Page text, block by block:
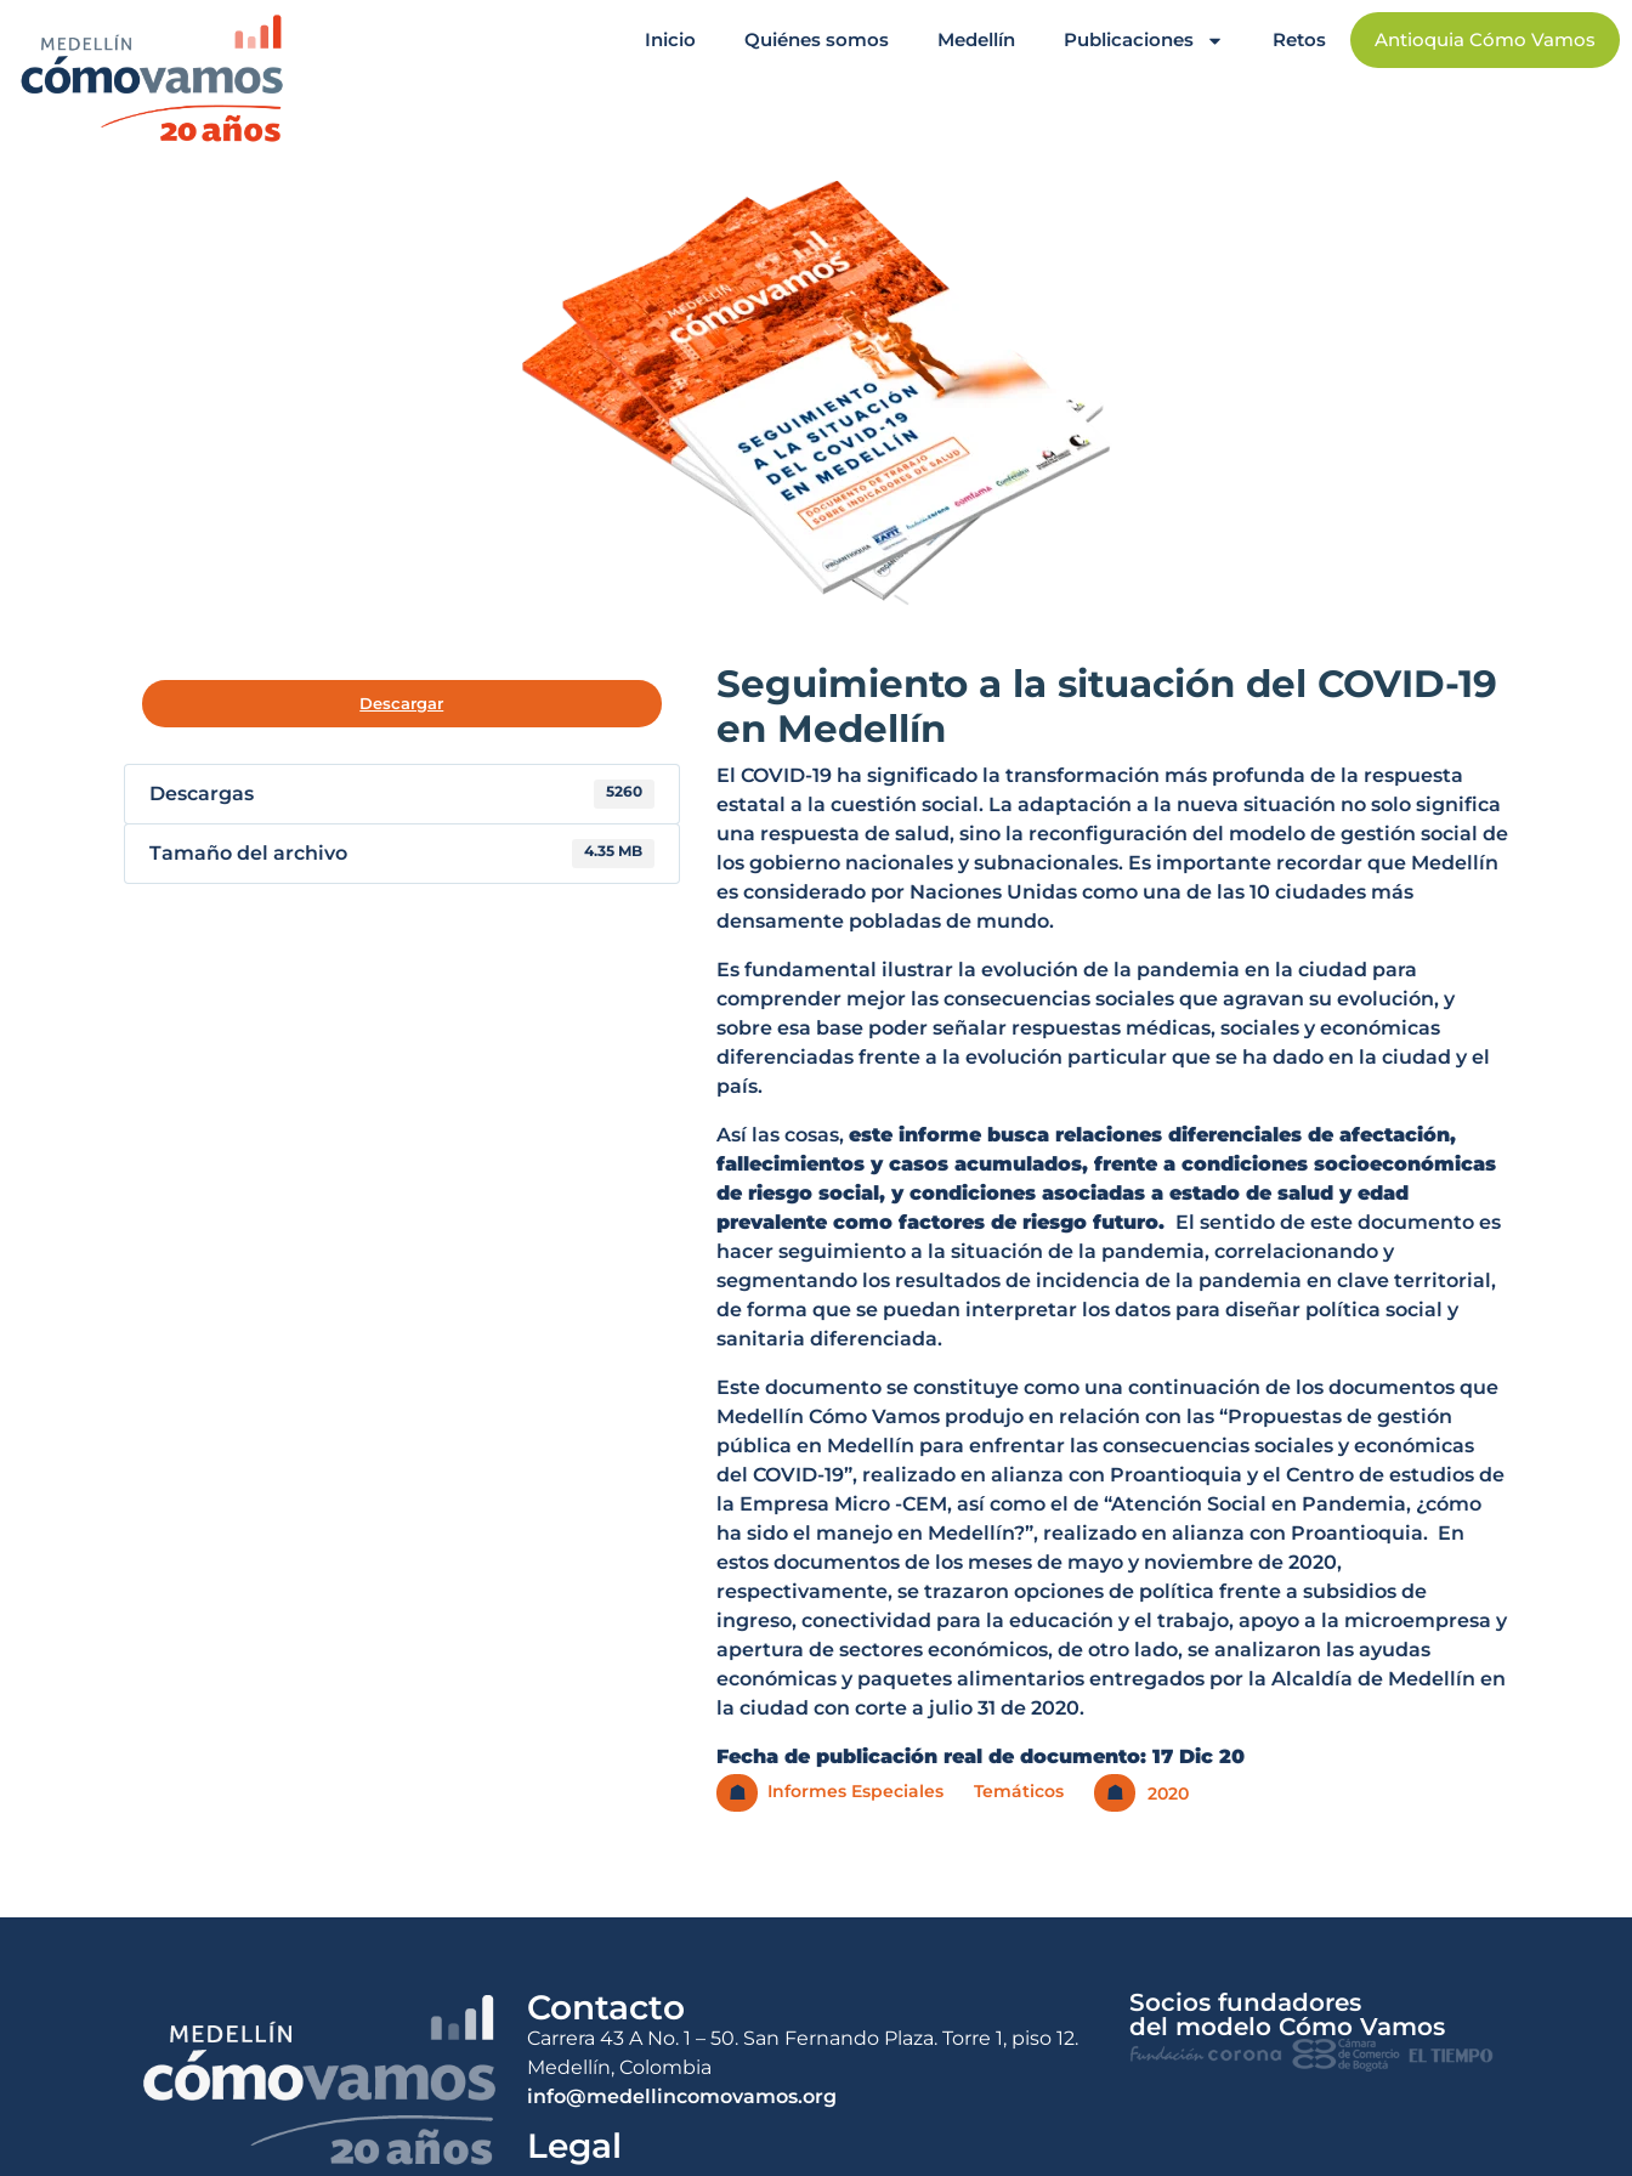
Inicio Quiénes somos Medellín Publicaciones Retos Antioquia Cómo Vamos
Descargar
Descargas 5260
Tamaño del archivo 4.35 MB
Seguimiento a la situación del COVID-19
en Medellín
El COVID-19 ha significado la transformación más profunda de la respuesta
estatal a la cuestión social. La adaptación a la nueva situación no solo significa
una respuesta de salud, sino la reconfiguración del modelo de gestión social de
los gobierno nacionales y subnacionales. Es importante recordar que Medellín
es considerado por Naciones Unidas como una de las 10 ciudades más
densamente pobladas de mundo.
Es fundamental ilustrar la evolución de la pandemia en la ciudad para
comprender mejor las consecuencias sociales que agravan su evolución, y
sobre esa base poder señalar respuestas médicas, sociales y económicas
diferenciadas frente a la evolución particular que se ha dado en la ciudad y el
país.
Así las cosas, este informe busca relaciones diferenciales de afectación,
fallecimientos y casos acumulados, frente a condiciones socioeconómicas
de riesgo social, y condiciones asociadas a estado de salud y edad
prevalente como factores de riesgo futuro. El sentido de este documento es
hacer seguimiento a la situación de la pandemia, correlacionando y
segmentando los resultados de incidencia de la pandemia en clave territorial,
de forma que se puedan interpretar los datos para diseñar política social y
sanitaria diferenciada.
Este documento se constituye como una continuación de los documentos que
Medellín Cómo Vamos produjo en relación con las “Propuestas de gestión
pública en Medellín para enfrentar las consecuencias sociales y económicas
del COVID-19”, realizado en alianza con Proantioquia y el Centro de estudios de
la Empresa Micro -CEM, así como el de “Atención Social en Pandemia, ¿cómo
ha sido el manejo en Medellín?”, realizado en alianza con Proantioquia. En
estos documentos de los meses de mayo y noviembre de 2020,
respectivamente, se trazaron opciones de política frente a subsidios de
ingreso, conectividad para la educación y el trabajo, apoyo a la microempresa y
apertura de sectores económicos, de otro lado, se analizaron las ayudas
económicas y paquetes alimentarios entregados por la Alcaldía de Medellín en
la ciudad con corte a julio 31 de 2020.
Fecha de publicación real de documento: 17 Dic 20
☗ Informes Especiales Temáticos ☗ 2020
Contacto
Carrera 43 A No. 1 – 50. San Fernando Plaza. Torre 1, piso 12.
Medellín, Colombia
info@medellincomovamos.org
Legal
Socios fundadores
del modelo Cómo Vamos